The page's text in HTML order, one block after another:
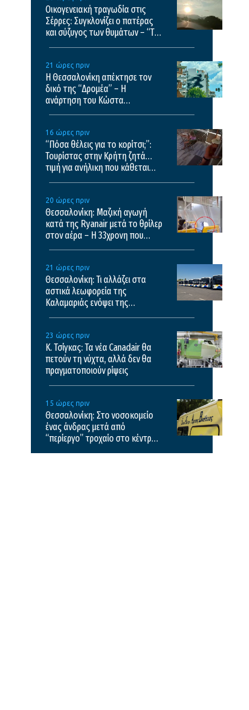
Οικογενειακή τραγωδία στις
Σέρρες: Συγκλονίζει ο πατέρας
και σύζυγος των θυμάτων – “Τα
21 ώρες πριν
Η Θεσσαλονίκη απέκτησε τον
δικό της “Δρομέα” – Η
ανάρτηση του Κώστα
16 ώρες πριν
“Πόσα θέλεις για το κορίτσι;”:
Τουρίστας στην Κρήτη ζητά…
τιμή για ανήλικη που κάθεται
20 ώρες πριν
Θεσσαλονίκη: Μαζική αγωγή
κατά της Ryanair μετά το θρίλερ
στον αέρα – Η 33χρονη που
21 ώρες πριν
Θεσσαλονίκη: Τι αλλάζει στα
αστικά λεωφορεία της
Καλαμαριάς ενόψει της
23 ώρες πριν
Κ. Τσίγκας: Τα νέα Canadair θα
πετούν τη νύχτα, αλλά δεν θα
πραγματοποιούν ρίψεις
15 ώρες πριν
Θεσσαλονίκη: Στο νοσοκομείο
ένας άνδρας μετά από
“περίεργο” τροχαίο στο κέντρο